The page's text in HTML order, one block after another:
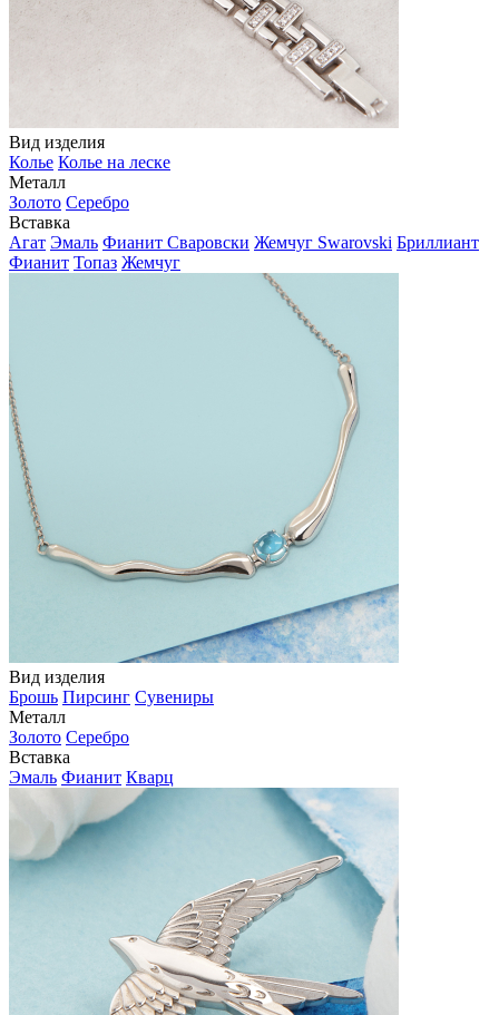
Вид изделия
Колье Колье на леске
Металл
Золото Серебро
Вставка
Агат Эмаль Фианит Сваровски Жемчуг Swarovski Бриллиант
Фианит Топаз Жемчуг
Вид изделия
Брошь Пирсинг Сувениры
Металл
Золото Серебро
Вставка
Эмаль Фианит Кварц